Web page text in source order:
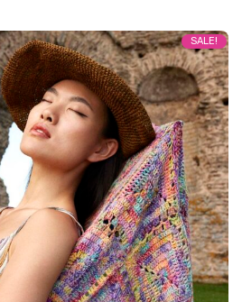
SALE!